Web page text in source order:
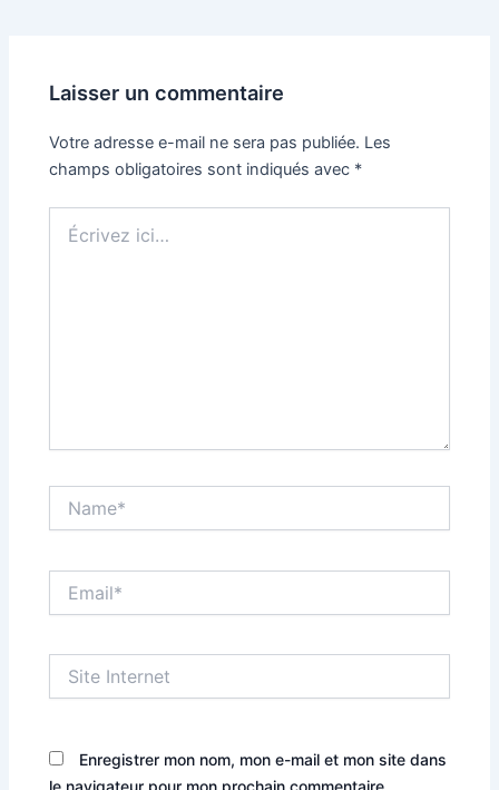
Laisser un commentaire
Votre adresse e-mail ne sera pas publiée. Les
champs obligatoires sont indiqués avec *
ici…
Internet
Enregistrer mon nom, mon e-mail et mon site dans
le navigateur pour mon prochain commentaire.